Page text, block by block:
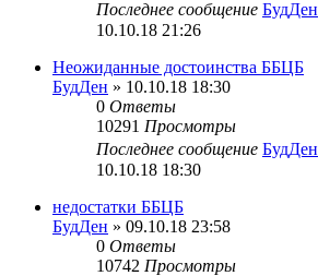
Последнее сообщение БудДен
10.10.18 21:26
Неожиданные достоинства ББЦБ
БудДен » 10.10.18 18:30
0 Ответы
10291 Просмотры
Последнее сообщение БудДен
10.10.18 18:30
недостатки ББЦБ
БудДен » 09.10.18 23:58
0 Ответы
10742 Просмотры